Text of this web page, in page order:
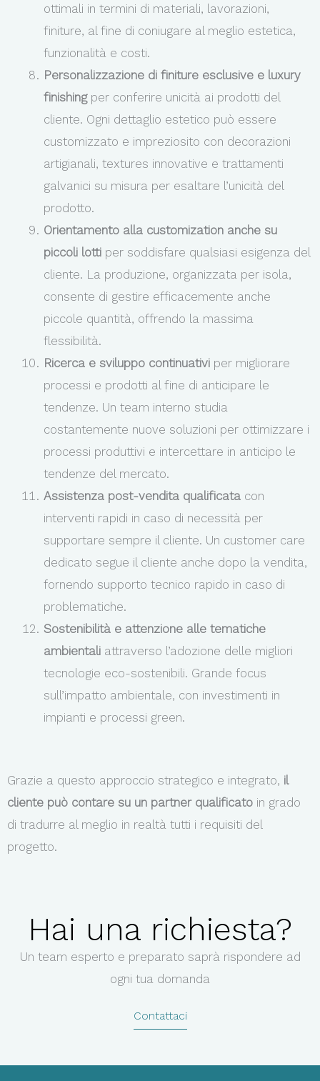
ottimali in termini di materiali, lavorazioni,
finiture, al fine di coniugare al meglio estetica,
funzionalità e costi.
Personalizzazione di finiture esclusive e luxury
finishingper conferire unicità ai prodotti del
cliente. Ogni dettaglio estetico può essere
customizzato e impreziosito con decorazioni
artigianali, textures innovative e trattamenti
galvanici su misura per esaltare l’unicità del
prodotto.
Orientamento alla customization anche su
piccoli lotti per soddisfare qualsiasi esigenza del
cliente. La produzione, organizzata per isola,
consente di gestire efficacemente anche
piccole quantità, offrendo la massima
flessibilità.
Ricerca e sviluppo continuativi per migliorare
processi e prodotti al fine di anticipare le
tendenze. Un team interno studia
costantemente nuove soluzioni per ottimizzare i
processi produttivi e intercettare in anticipo le
tendenze del mercato.
Assistenza post-vendita qualificata con
interventi rapidi in caso di necessità per
supportare sempre il cliente. Un customer care
dedicato segue il cliente anche dopo la vendita,
fornendo supporto tecnico rapido in caso di
problematiche.
Sostenibilità e attenzione alle tematiche
ambientali attraverso l’adozione delle migliori
tecnologie eco-sostenibili. Grande focus
sull’impatto ambientale, con investimenti in
impianti e processi green.
Grazie a questo approccio strategico e integrato, il
cliente può contare su un partner qualificato in grado
di tradurre al meglio in realtà tutti i requisiti del
progetto.
Hai una richiesta?
Un team esperto e preparato saprà rispondere ad
ogni tua domanda
Contattaci